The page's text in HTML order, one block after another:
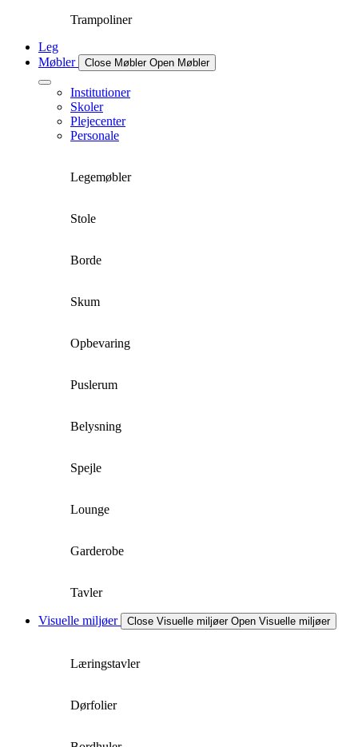
Trampoliner
Leg
Møbler
Close Møbler Open Møbler
Institutioner
Skoler
Plejecenter
Personale
Legemøbler
Stole
Borde
Skum
Opbevaring
Puslerum
Belysning
Spejle
Lounge
Garderobe
Tavler
Visuelle miljøer Close Visuelle miljøer Open Visuelle miljøer
Læringstavler
Dørfolier